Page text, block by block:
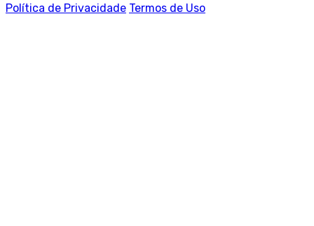
Política de Privacidade Termos de Uso